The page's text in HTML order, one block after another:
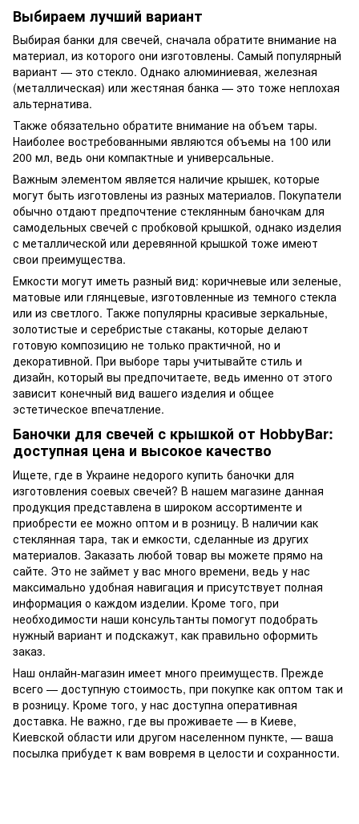
Выбираем лучший вариант
Выбирая банки для свечей, сначала обратите внимание на
материал, из которого они изготовлены. Самый популярный
вариант — это стекло. Однако алюминиевая, железная
(металлическая) или жестяная банка — это тоже неплохая
альтернатива.
Также обязательно обратите внимание на объем тары.
Наиболее востребованными являются объемы на 100 или
200 мл, ведь они компактные и универсальные.
Важным элементом является наличие крышек, которые
могут быть изготовлены из разных материалов. Покупатели
обычно отдают предпочтение стеклянным баночкам для
самодельных свечей с пробковой крышкой, однако изделия
с металлической или деревянной крышкой тоже имеют
свои преимущества.
Емкости могут иметь разный вид: коричневые или зеленые,
матовые или глянцевые, изготовленные из темного стекла
или из светлого. Также популярны красивые зеркальные,
золотистые и серебристые стаканы, которые делают
готовую композицию не только практичной, но и
декоративной. При выборе тары учитывайте стиль и
дизайн, который вы предпочитаете, ведь именно от этого
зависит конечный вид вашего изделия и общее
эстетическое впечатление.
Баночки для свечей с крышкой от HobbyBar:
доступная цена и высокое качество
Ищете, где в Украине недорого купить баночки для
изготовления соевых свечей? В нашем магазине данная
продукция представлена в широком ассортименте и
приобрести ее можно оптом и в розницу. В наличии как
стеклянная тара, так и емкости, сделанные из других
материалов. Заказать любой товар вы можете прямо на
сайте. Это не займет у вас много времени, ведь у нас
максимально удобная навигация и присутствует полная
информация о каждом изделии. Кроме того, при
необходимости наши консультанты помогут подобрать
нужный вариант и подскажут, как правильно оформить
заказ.
Наш онлайн-магазин имеет много преимуществ. Прежде
всего — доступную стоимость, при покупке как оптом так и
в розницу. Кроме того, у нас доступна оперативная
доставка. Не важно, где вы проживаете — в Киеве,
Киевской области или другом населенном пункте, — ваша
посылка прибудет к вам вовремя в целости и сохранности.